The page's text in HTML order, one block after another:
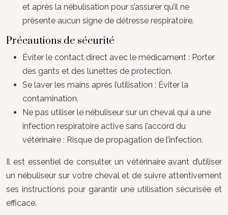
et après la nébulisation pour s’assurer qu’il ne
présente aucun signe de détresse respiratoire.
Précautions de sécurité
Éviter le contact direct avec le médicament : Porter
des gants et des lunettes de protection.
Se laver les mains après l’utilisation : Éviter la
contamination.
Ne pas utiliser le nébuliseur sur un cheval qui a une
infection respiratoire active sans l’accord du
vétérinaire : Risque de propagation de l’infection.
Il est essentiel de consulter un vétérinaire avant d’utiliser
un nébuliseur sur votre cheval et de suivre attentivement
ses instructions pour garantir une utilisation sécurisée et
efficace.